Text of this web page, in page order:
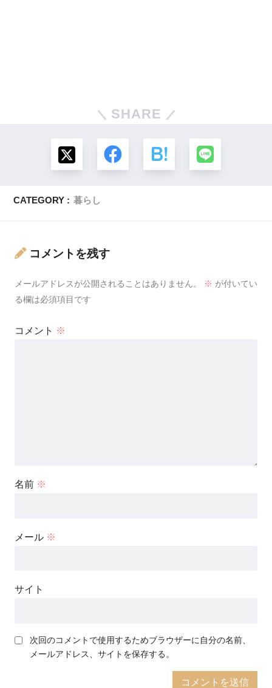
SHARE
CATEGORY : 暮らし
コメントを残す
メールアドレスが公開されることはありません。 ※ が付いてい
る欄は必須項目です
コメント ※
名前 ※
メール ※
サイト
次回のコメントで使用するためブラウザーに自分の名前、
メールアドレス、サイトを保存する。